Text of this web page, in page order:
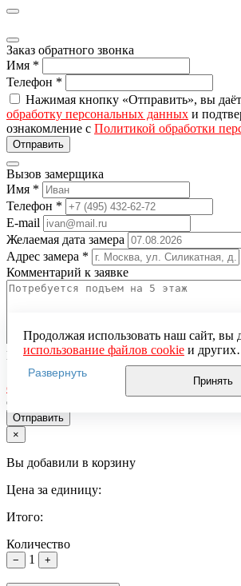
Заказ обратного звонка
Имя *
Телефон *
Нажимая кнопку «Отправить», вы
обработку персональных данных и
ознакомление с Политикой обработки
Вызов замерщика
Имя *
Телефон *
E-mail
Желаемая дата замера
Адрес замера *
Комментарий к заявке
Понравившаяся модель
Нажимая кнопку «Отправить», вы
обработку персональных данных
и
ознакомление с
Продолжая использовать наш сайт, вы
использование файлов cookieи других
пользовательских данных (включая IP-
местоположении, устройстве, действиях на сайте и
для функционирования сайта,
использования систем аналитики
Если вы не хотите, чтобы ваши данные
Развернуть
Принять
×
Вы добавили в корзину
Цена за единицу:
Итого:
Количество
− 1 +